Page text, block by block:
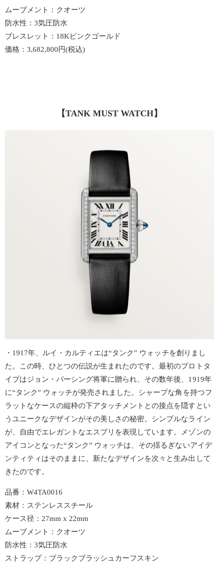
ムーブメント：クオーツ
防水性：3気圧防水
ブレスレット：18Kピンクゴールド
価格：3,682,800円(税込)
【TANK MUST WATCH】
・1917年、ルイ・カルティエは“タンク” ウォッチを創りまし
た。この時、ひとつの伝説が生まれたのです。最初のプロトタ
イプはジョン・パーシング将軍に贈られ、その数年後、1919年
に“タンク” ウォッチが発売されました。シャープな角を持つフ
ラットなケースの縦枠の下アタッチメントとの接点を隠すとい
うユニークなデザインがその美しさの秘密。シンプルなライン
が、自由でエレガントなエスプリを表現しています。メゾンの
アイコンとなった“タンク” ウォッチは、その揺るぎないアイデ
ンティティはそのままに、新たなデザインを次々と生み出して
きたのです。
品番：W4TA0016
素材：ステンレススチール
ケース径：27mm x 22mm
ムーブメント：クオーツ
防水性：3気圧防水
ストラップ：ブラックブラッシュカーフスキン